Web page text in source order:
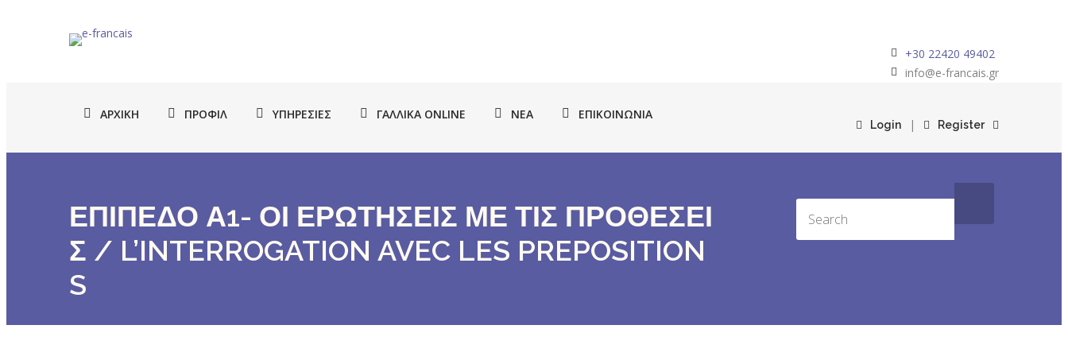
+30 22420 49402
info@e-francais.gr
ΑΡΧΙΚΉ ΠΡΟΦΊΛ ΥΠΗΡΕΣΊΕΣ ΓΑΛΛΙΚΆ ONLINE ΝΈΑ ΕΠΙΚΟΙΝΩΝΊΑ
Login | Register
ΕΠΙΠΕΔΟ Α1- ΟΙ ΕΡΩΤΗΣΕΙΣ ΜΕ ΤΙΣ ΠΡΟΘΕΣΕΙ
Σ / L’INTERROGATION AVEC LES PREPOSITION
S